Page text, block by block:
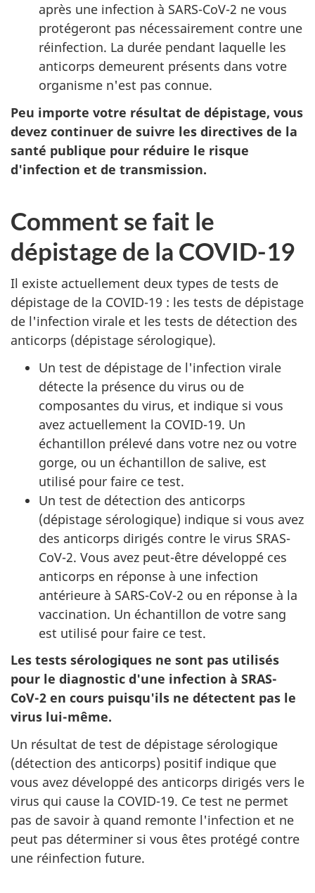
après une infection à SARS-CoV-2 ne vous
protégeront pas nécessairement contre une
réinfection. La durée pendant laquelle les
anticorps demeurent présents dans votre
organisme n'est pas connue.
Peu importe votre résultat de dépistage, vous
devez continuer de suivre les directives de la
santé publique pour réduire le risque
d'infection et de transmission.
Comment se fait le
dépistage de la COVID-19
Il existe actuellement deux types de tests de
dépistage de la COVID-19 : les tests de dépistage
de l'infection virale et les tests de détection des
anticorps (dépistage sérologique).
Un test de dépistage de l'infection virale
détecte la présence du virus ou de
composantes du virus, et indique si vous
avez actuellement la COVID-19. Un
échantillon prélevé dans votre nez ou votre
gorge, ou un échantillon de salive, est
utilisé pour faire ce test.
Un test de détection des anticorps
(dépistage sérologique) indique si vous avez
des anticorps dirigés contre le virus SRAS-
CoV-2. Vous avez peut-être développé ces
anticorps en réponse à une infection
antérieure à SARS-CoV-2 ou en réponse à la
vaccination. Un échantillon de votre sang
est utilisé pour faire ce test.
Les tests sérologiques ne sont pas utilisés
pour le diagnostic d'une infection à SRAS-
CoV-2 en cours puisqu'ils ne détectent pas le
virus lui-même.
Un résultat de test de dépistage sérologique
(détection des anticorps) positif indique que
vous avez développé des anticorps dirigés vers le
virus qui cause la COVID-19. Ce test ne permet
pas de savoir à quand remonte l'infection et ne
peut pas déterminer si vous êtes protégé contre
une réinfection future.